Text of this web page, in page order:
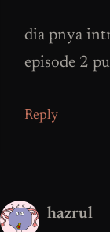
dia pnya
episode 2
Reply
hazrul